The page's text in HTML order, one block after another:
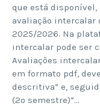
que está disponível,
avaliação intercalar
2025/2026. Na
intercalar pode ser
Avaliações
em formato pdf,
descritiva” e,
(2º semestre)”…